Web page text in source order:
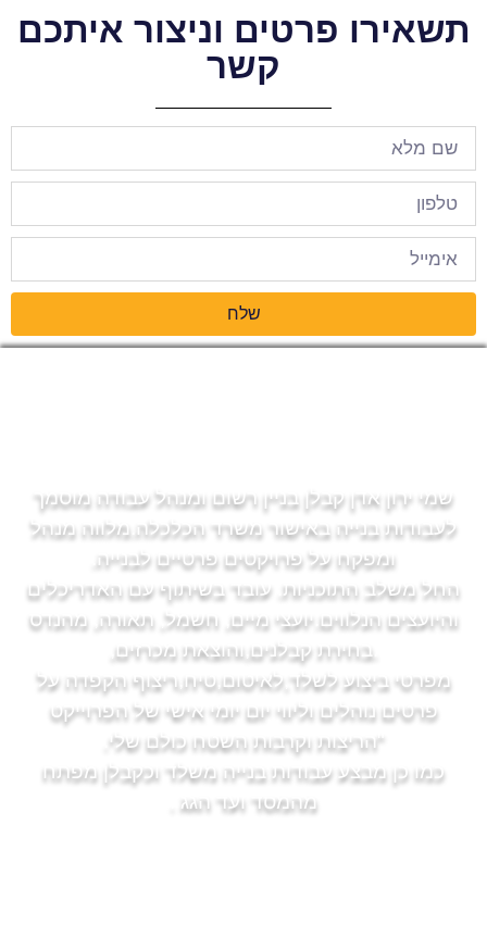
תשאירו פרטים וניצור איתכם
קשר
שלח
שמי ירון אדן קבלן בניין רשום ומנהל עבודה מוסמך
לעבודות בנייה באישור משרד הכלכלה.מלווה מנהל
ומפקח על פרויקטים פרטיים לבנייה.
החל משלב התוכניות. עובד בשיתוף עם האדריכלים
והיועצים הנלווים.יועצי מיים, חשמל, תאורה, מהנדס
.בחירת קבלנים,והוצאת מכרזים,
מפרטי ביצוע לשלד,לאיטום,טיח,ריצוף הקפדה על
פרטים נוהלים וליווי יום יומי אישי של הפרוייקט
"הריצות וקרבות השטח כולם שלי.
כמו כן מבצע עבודות בנייה משלד וכקבלן מפתח
מהמסד ועד הגג .